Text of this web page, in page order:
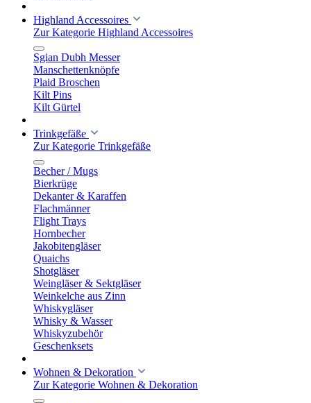
Highland Accessoires
Zur Kategorie Highland Accessoires
Sgian Dubh Messer
Manschettenknöpfe
Plaid Broschen
Kilt Pins
Kilt Gürtel
Trinkgefäße
Zur Kategorie Trinkgefäße
Becher / Mugs
Bierkrüge
Dekanter & Karaffen
Flachmänner
Flight Trays
Hornbecher
Jakobitengläser
Quaichs
Shotgläser
Weingläser & Sektgläser
Weinkelche aus Zinn
Whiskygläser
Whisky & Wasser
Whiskyzubehör
Geschenksets
Wohnen & Dekoration
Zur Kategorie Wohnen & Dekoration